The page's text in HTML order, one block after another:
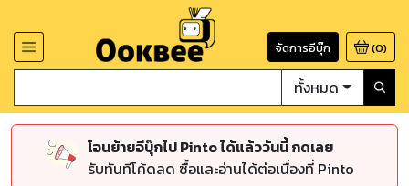
จัดการอีบุ๊ก (0)
ทั้งหมด
โอนย้ายอีบุ๊กไป Pinto ได้แล้ววันนี้ กดเลย
รับทันทีโค้ดลด ซื้อและอ่านได้ต่อเนื่องที่ Pinto